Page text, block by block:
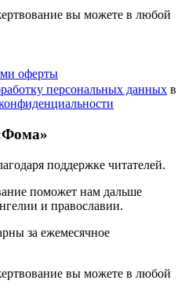
вы можете в любой
оферты
персональных данных в
поддержке читателей.
поможет нам дальше
и православии.
за ежемесячное
вы можете в любой